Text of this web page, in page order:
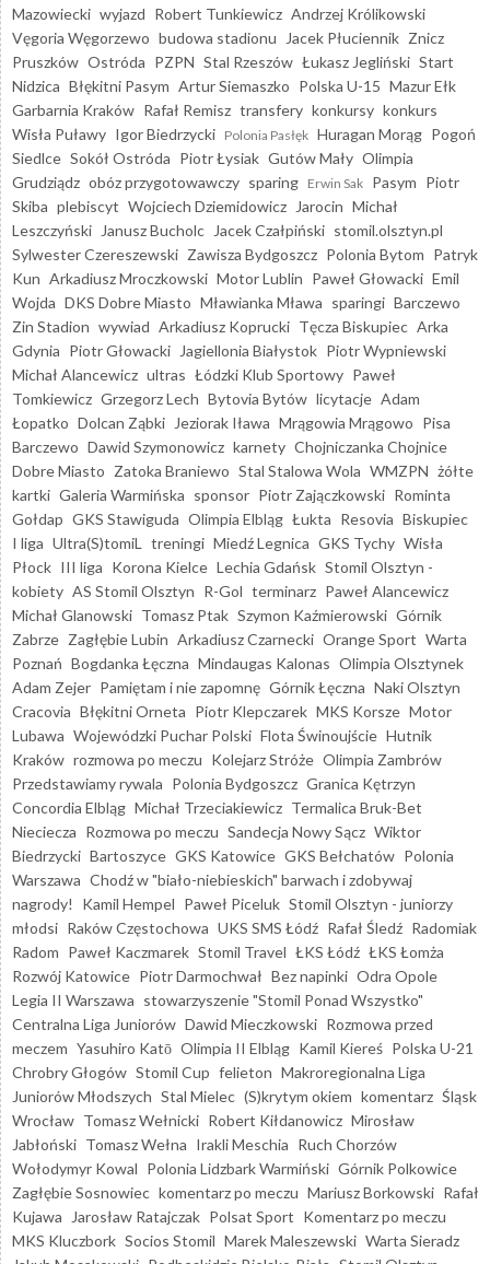
Mazowiecki wyjazd Robert Tunkiewicz Andrzej Królikowski
Vęgoria Węgorzewo budowa stadionu Jacek Płuciennik Znicz
Pruszków Ostróda PZPN Stal Rzeszów Łukasz Jegliński Start
Nidzica Błękitni Pasym Artur Siemaszko Polska U-15 Mazur Ełk
Garbarnia Kraków Rafał Remisz transfery konkursy konkurs
Wisła Puławy Igor Biedrzycki Polonia Pasłęk Huragan Morąg Pogoń
Siedlce Sokół Ostróda Piotr Łysiak Gutów Mały Olimpia
Grudziądz obóz przygotowawczy sparing Erwin Sak Pasym Piotr
Skiba plebiscyt Wojciech Dziemidowicz Jarocin Michał
Leszczyński
Janusz Bucholc Jacek Czałpiński stomil.olsztyn.pl
Sylwester Czereszewski Zawisza Bydgoszcz Polonia Bytom Patryk
Kun Arkadiusz Mroczkowski Motor Lublin Paweł Głowacki Emil
Wojda DKS Dobre Miasto Mławianka Mława sparingi Barczewo
Zin Stadion wywiad Arkadiusz Koprucki Tęcza Biskupiec Arka
Gdynia Piotr Głowacki Jagiellonia Białystok Piotr Wypniewski
Michał Alancewicz ultras Łódzki Klub Sportowy Paweł
Tomkiewicz Grzegorz Lech Bytovia Bytów licytacje Adam
Łopatko Dolcan Ząbki Jeziorak Iława Mrągowia Mrągowo Pisa
Barczewo Dawid Szymonowicz karnety Chojniczanka Chojnice
Dobre Miasto Zatoka Braniewo Stal Stalowa Wola WMZPN żółte
kartki Galeria Warmińska sponsor Piotr Zajączkowski Rominta
Gołdap GKS Stawiguda Olimpia Elbląg Łukta Resovia Biskupiec
I liga Ultra(S)tomiL treningi Miedź Legnica GKS Tychy Wisła
Płock III liga Korona Kielce Lechia Gdańsk Stomil Olsztyn -
kobiety AS Stomil Olsztyn R-Gol terminarz Paweł Alancewicz
Michał Glanowski Tomasz Ptak Szymon Kaźmierowski Górnik
Zabrze Zagłębie Lubin Arkadiusz Czarnecki Orange Sport Warta
Poznań Bogdanka Łęczna Mindaugas Kalonas Olimpia Olsztynek
Adam Zejer Pamiętam i nie zapomnę Górnik Łęczna Naki Olsztyn
Cracovia Błękitni Orneta Piotr Klepczarek MKS Korsze Motor
Lubawa Wojewódzki Puchar Polski Flota Świnoujście Hutnik
Kraków rozmowa po meczu Kolejarz Stróże Olimpia Zambrów
Przedstawiamy rywala Polonia Bydgoszcz Granica Kętrzyn
Concordia Elbląg Michał Trzeciakiewicz Termalica Bruk-Bet
Nieciecza Rozmowa po meczu Sandecja Nowy Sącz Wiktor
Biedrzycki Bartoszyce GKS Katowice GKS Bełchatów Polonia
Warszawa Chodź w "biało-niebieskich" barwach i zdobywaj
nagrody!
Kamil Hempel Paweł Piceluk Stomil Olsztyn - juniorzy
młodsi Raków Częstochowa UKS SMS Łódź Rafał Śledź Radomiak
Radom Paweł Kaczmarek Stomil Travel ŁKS Łódź ŁKS Łomża
Rozwój Katowice Piotr Darmochwał Bez napinki Odra Opole
Legia II Warszawa stowarzyszenie "Stomil Ponad Wszystko"
Centralna Liga Juniorów Dawid Mieczkowski Rozmowa przed
meczem Yasuhiro Katō Olimpia II Elbląg Kamil Kiereś Polska U-21
Chrobry Głogów Stomil Cup felieton Makroregionalna Liga
Juniorów Młodszych Stal Mielec (S)krytym okiem komentarz Śląsk
Wrocław Tomasz Wełnicki Robert Kiłdanowicz Mirosław
Jabłoński Tomasz Wełna Irakli Meschia Ruch Chorzów
Wołodymyr Kowal Polonia Lidzbark Warmiński Górnik Polkowice
Zagłębie Sosnowiec komentarz po meczu Mariusz Borkowski Rafał
Kujawa
Jarosław Ratajczak Polsat Sport Komentarz po meczu
MKS Kluczbork Socios Stomil Marek Maleszewski Warta Sieradz